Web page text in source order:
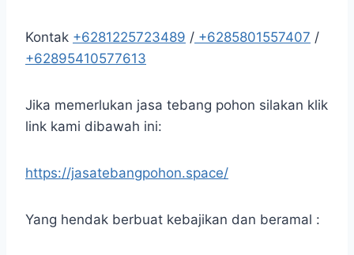
Kontak +6281225723489 / +6285801557407 /
+62895410577613
Jika memerlukan jasa tebang pohon silakan klik
link kami dibawah ini:
https://jasatebangpohon.space/
Yang hendak berbuat kebajikan dan beramal :